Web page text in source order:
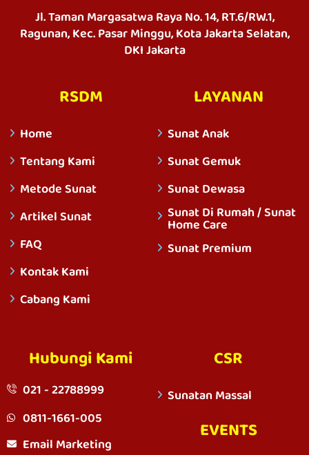
Jl. Taman Margasatwa Raya No. 14, RT.6/RW.1,
Ragunan, Kec. Pasar Minggu, Kota Jakarta Selatan,
DKI Jakarta
RSDM
Home
Tentang Kami
Metode Sunat
Artikel Sunat
FAQ
Kontak Kami
Cabang Kami
LAYANAN
Sunat Anak
Sunat Gemuk
Sunat Dewasa
Sunat Di Rumah / Sunat
Home Care
Sunat Premium
Hubungi Kami
021 - 22788999
0811-1661-005
Email Marketing
CSR
Sunatan Massal
EVENTS